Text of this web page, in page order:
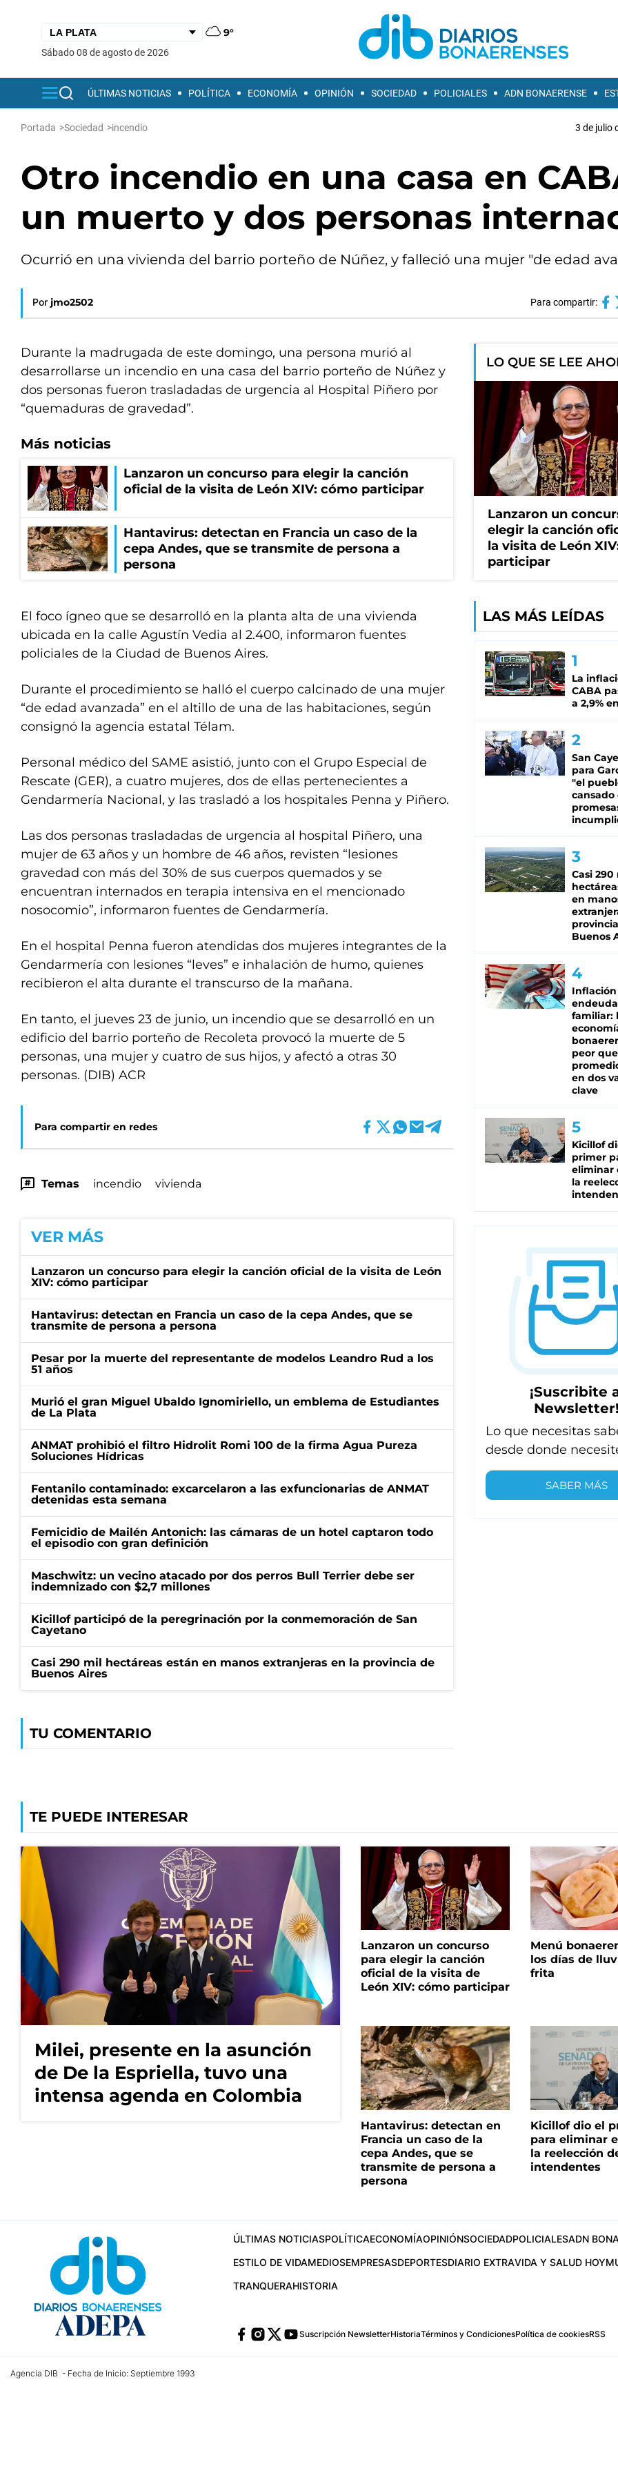
9°
sábado 08 de agosto de 2026
ÚLTIMAS NOTICIAS POLÍTICA ECONOMÍA OPINIÓN SOCIEDAD POLICIALES ADN BONAERENSE
Portada >Sociedad >incendio 3 de julio
Otro incendio en una casa en
un muerto y dos personas
Ocurrió en una vivienda del barrio porteño de Núñez, y falleció una mujer "de edad
Por jmo2502 Para compartir:
Durante la madrugada de este domingo, una persona murió al
desarrollarse un incendio en una casa del barrio porteño de Núñez y
dos personas fueron trasladadas de urgencia al Hospital Piñero por
“quemaduras de gravedad”.
Más noticias
Lanzaron un concurso para elegir la canción
oficial de la visita de León XIV: cómo participar
Hantavirus: detectan en Francia un caso de la
cepa Andes, que se transmite de persona a
persona
El foco ígneo que se desarrolló en la planta alta de una vivienda
ubicada en la calle Agustín Vedia al 2.400, informaron fuentes
policiales de la Ciudad de Buenos Aires.
Durante el procedimiento se halló el cuerpo calcinado de una mujer
“de edad avanzada” en el altillo de una de las habitaciones, según
consignó la agencia estatal Télam.
Personal médico del SAME asistió, junto con el Grupo Especial de
Rescate (GER), a cuatro mujeres, dos de ellas pertenecientes a
Gendarmería Nacional, y las trasladó a los hospitales Penna y Piñero.
Las dos personas trasladadas de urgencia al hospital Piñero, una
mujer de 63 años y un hombre de 46 años, revisten “lesiones
gravedad con más del 30% de sus cuerpos quemados y se
encuentran internados en terapia intensiva en el mencionado
nosocomio”, informaron fuentes de Gendarmería.
En el hospital Penna fueron atendidas dos mujeres integrantes de la
Gendarmería con lesiones “leves” e inhalación de humo, quienes
recibieron el alta durante el transcurso de la mañana.
En tanto, el jueves 23 de junio, un incendio que se desarrolló en un
edificio del barrio porteño de Recoleta provocó la muerte de 5
personas, una mujer y cuatro de sus hijos, y afectó a otras 30
personas. (DIB) ACR
Para compartir en redes
Temas incendio vivienda
VER MÁS
Lanzaron un concurso para elegir la canción oficial de la visita de León
XIV: cómo participar
Hantavirus: detectan en Francia un caso de la cepa Andes, que se
transmite de persona a persona
Pesar por la muerte del representante de modelos Leandro Rud a los
51 años
Murió el gran Miguel Ubaldo Ignomiriello, un emblema de Estudiantes
de La Plata
ANMAT prohibió el filtro Hidrolit Romi 100 de la firma Agua Pureza
Soluciones Hídricas
Fentanilo contaminado: excarcelaron a las exfuncionarias de ANMAT
detenidas esta semana
Femicidio de Mailén Antonich: las cámaras de un hotel captaron todo
el episodio con gran definición
Maschwitz: un vecino atacado por dos perros Bull Terrier debe ser
indemnizado con $2,7 millones
Kicillof participó de la peregrinación por la conmemoración de San
Cayetano
Casi 290 mil hectáreas están en manos extranjeras en la provincia de
Buenos Aires
TU COMENTARIO
LO QUE SE LEE
Lanzaron un
elegir la canción
la visita de León
participar
LAS MÁS LEÍDAS
La
CABA
a 2,9%
San
para
"el
cansado
Casi 290
en
Buenos
Inflación
familiar:
peor
en dos
clave
Kicillof
primer
eliminar
la
¡Suscribite
Newsletter!
Lo que necesitas
desde donde
SABER MÁS
TE PUEDE INTERESAR
Milei, presente en la asunción
de De la Espriella, tuvo una
intensa agenda en Colombia
Lanzaron un concurso
para elegir la canción
oficial de la visita de
León XIV: cómo participar
Menú
los días de
frita
Hantavirus: detectan en
Francia un caso de la
cepa Andes, que se
transmite de persona a
persona
Kicillof dio el
para eliminar
la reelección
intendentes
ÚLTIMAS NOTICIASPOLÍTICAECONOMÍAOPINIÓNSOCIEDADPOLICIALESADN
ESTILO DE VIDAMEDIOSEMPRESASDEPORTESDIARIO EXTRAVIDA Y SALUD HOY
TRANQUERAHISTORIA
Suscripción NewsletterHistoriaTérminos y CondicionesPolítica de cookiesRSS
Agencia DIB - Fecha de Inicio: Septiembre 1993